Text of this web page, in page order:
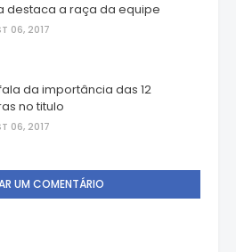
destaca a raça da equipe
06, 2017
da importância das 12
no titulo
06, 2017
UM COMENTÁRIO